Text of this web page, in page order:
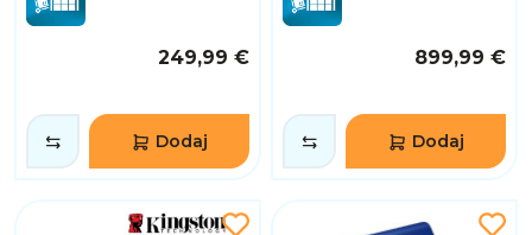
249,99 €
Dodaj
899,99 €
Dodaj